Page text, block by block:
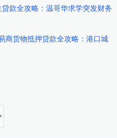
款全攻略：温哥华求学突发财务
商货物抵押贷款全攻略：港口城